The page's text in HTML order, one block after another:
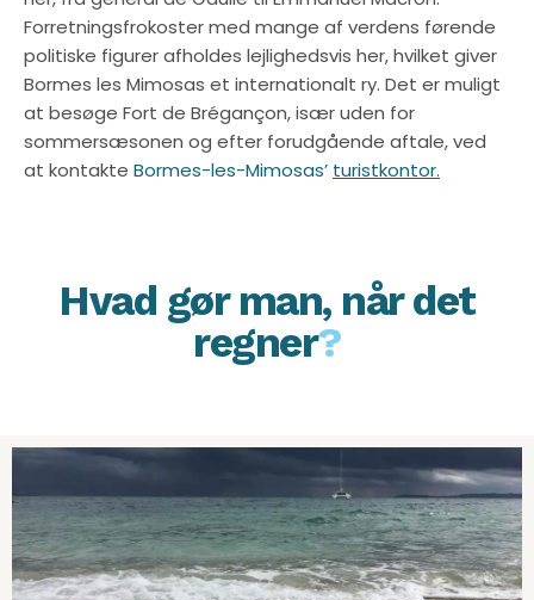
Forretningsfrokoster med mange af verdens førende
politiske figurer afholdes lejlighedsvis her, hvilket giver
Bormes les Mimosas et internationalt ry. Det er muligt
at besøge Fort de Brégançon, især uden for
sommersæsonen og efter forudgående aftale, ved
at kontakte Bormes-les-Mimosas’ turistkontor.
Hvad gør man, når det
regner?